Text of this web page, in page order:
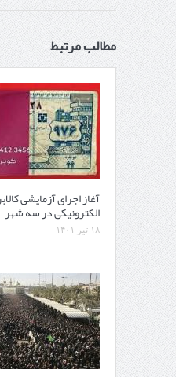
مطالب مرتبط
آغاز اجرای آزمایشی
الکترونیکی در سه شهر
۱۸ تیر ۱۴۰۱